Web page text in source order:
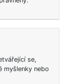
se,
myšlenky nebo